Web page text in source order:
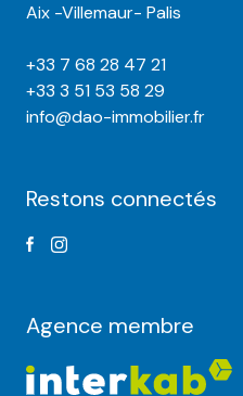
Aix -Villemaur- Palis
+33 7 68 28 47 21
+33 3 51 53 58 29
info@dao-immobilier.fr
Restons connectés
Agence membre